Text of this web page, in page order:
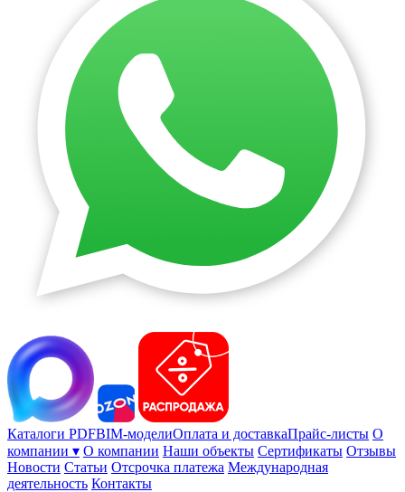
Каталоги PDFBIM-моделиОплата и доставкаПрайс-листы О
компании ▾ О компании Наши объекты Сертификаты Отзывы
Новости Статьи Отсрочка платежа Международная
деятельность Контакты